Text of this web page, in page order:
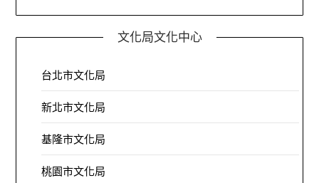
文化局文化中心
台北市文化局
新北市文化局
基隆市文化局
桃園市文化局